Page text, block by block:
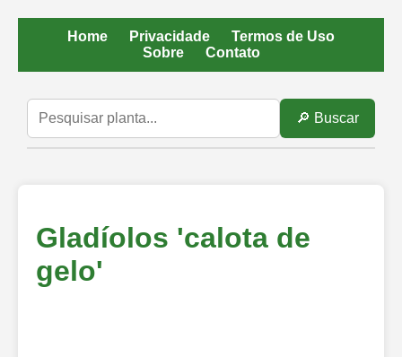
Home Privacidade
Termos de Uso
Sobre
Contato
🔎 Buscar
Gladíolos 'calota de
gelo'